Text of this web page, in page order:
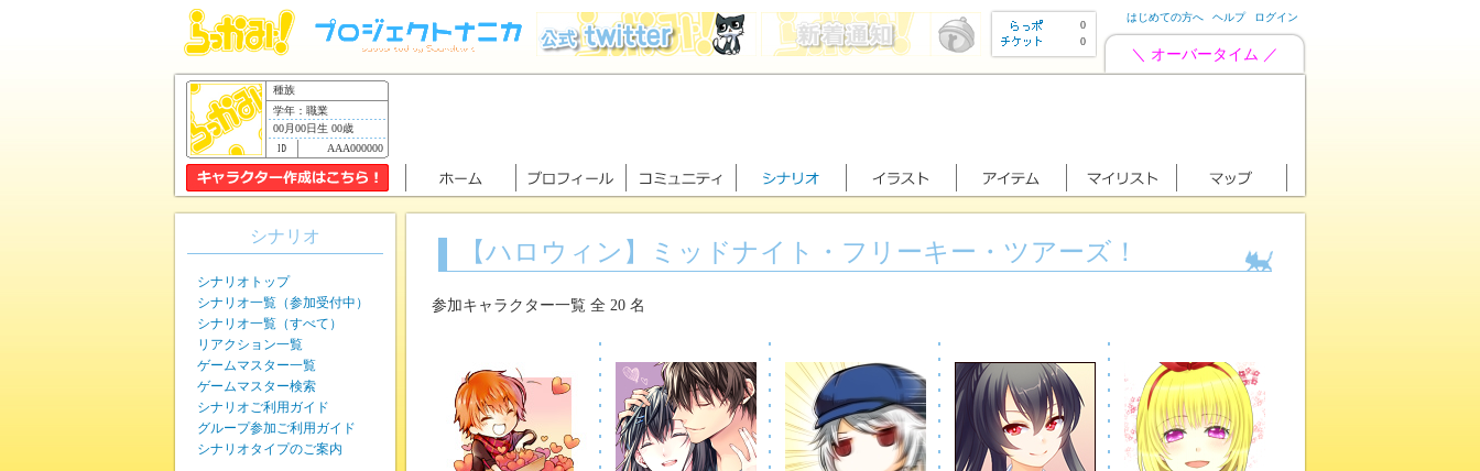
0
0
はじめての方へ ヘルプ ログイン
＼ オーバータイム ／
種族
学年：職業
00月00日生 00歳
AAA000000
【ハロウィン】ミッドナイト・フリーキー・ツアーズ！
参加キャラクター一覧 全 20 名
シナリオ
シナリオトップ
シナリオ一覧（参加受付中）
シナリオ一覧（すべて）
リアクション一覧
ゲームマスター一覧
ゲームマスター検索
シナリオご利用ガイド
グループ参加ご利用ガイド
シナリオタイプのご案内